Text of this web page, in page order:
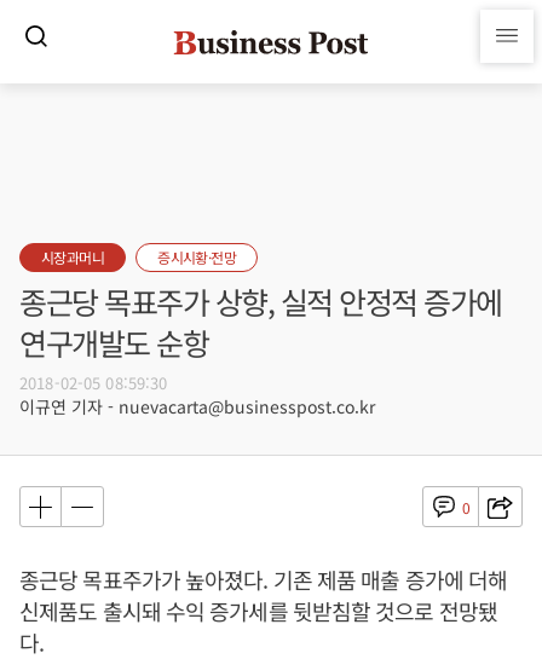
시장과머니 증시시황·전망
종근당 목표주가 상향, 실적 안정적 증가에
연구개발도 순항
2018-02-05 08:59:30
이규연 기자 - nuevacarta@businesspost.co.kr
0
종근당 목표주가가 높아졌다. 기존 제품 매출 증가에 더해
신제품도 출시돼 수익 증가세를 뒷받침할 것으로 전망됐
다.